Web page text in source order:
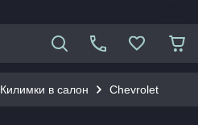
Килимки в салон Chevrolet